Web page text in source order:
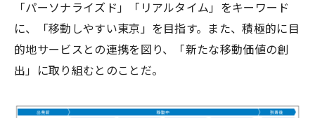
「パーソナライズド」「リアルタイム」をキーワード
に、「移動しやすい東京」を目指す。また、積極的に目
的地サービスとの連携を図り、「新たな移動価値の創
出」に取り組むとのことだ。